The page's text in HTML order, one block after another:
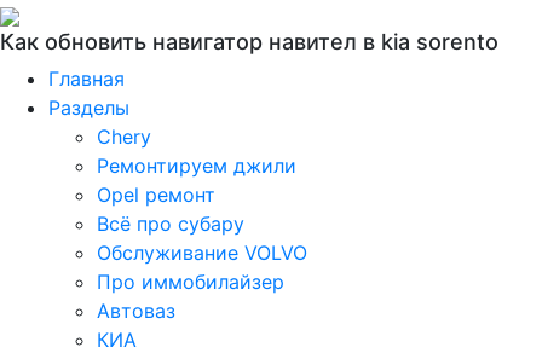
Как обновить навигатор навител в kia sorento
Главная
Разделы
Chery
Ремонтируем джили
Opel ремонт
Всё про субару
Обслуживание VOLVO
Про иммобилайзер
Автоваз
КИА